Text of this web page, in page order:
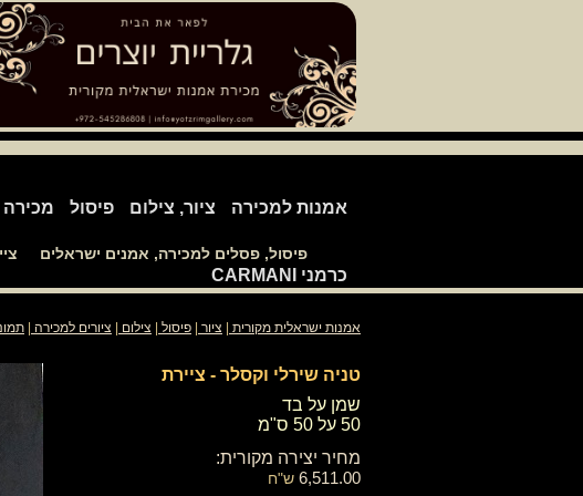
פיסול, פסלים למכירה, אמנים ישראלים
אמנות למכירה ציור, צילום פיסול מכירה
כרמני CARMANI
אמנות ישראלית מקורית ציור פיסול צילום ציורים למכירה
טניה שירלי וקסלר - ציירת
שמן על בד
50 על 50 ס"מ
מחיר יצירה מקורית:
6,511.00 ש"ח